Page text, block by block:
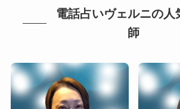
電話占いヴェルニの人
師